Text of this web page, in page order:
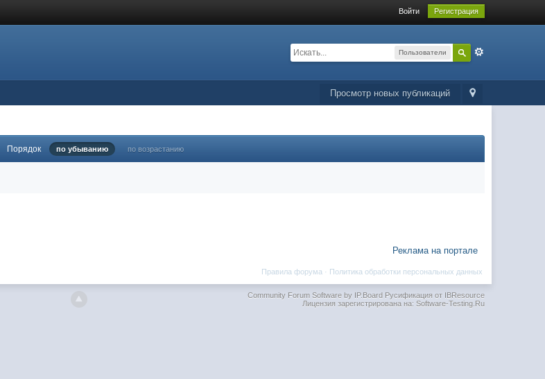
Войти Регистрация
Пользователи
Просмотр новых публикаций
Порядок по убыванию по возрастанию
Реклама на портале
Политика обработки персональных данных
Правила форума ·
Community Forum Software by IP.BoardРусификация от IBResource
Лицензия зарегистрирована на: Software-Testing.Ru